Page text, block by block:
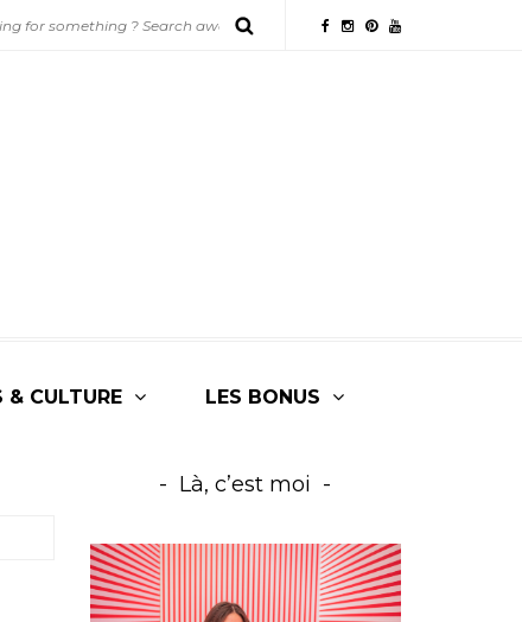
& CULTURE LES BONUS
Là, c’est moi